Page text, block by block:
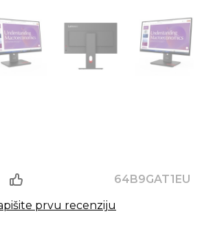
64B9GAT1EU
prvu recenziju